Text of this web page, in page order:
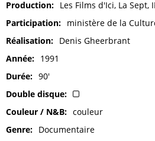
Production
Les Films d'Ici, La Sept,
Participation
ministère de la
Réalisation
Denis Gheerbrant
Année
1991
Durée
90'
Double disque
Couleur / N&B
couleur
Genre
Documentaire